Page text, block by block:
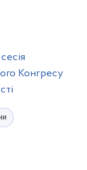
Конгресу